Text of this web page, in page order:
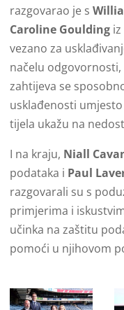
razgovarao je s
Caroline Goulding iz
vezano za
načelu
zahtijeva se
usklađenosti
tijela ukažu na
I na kraju, Niall
podataka i Paul
razgovarali su s
primjerima i
učinka na zaštitu
pomoći u njihovom